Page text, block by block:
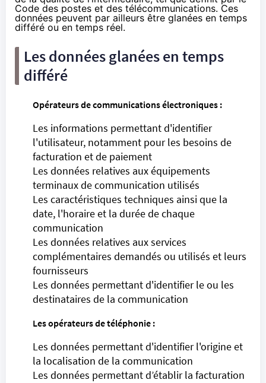
Code des postes et des télécommunications. Ces
données peuvent par ailleurs être glanées en temps
différé ou en temps réel.
Les données glanées en temps
différé
Opérateurs de communications électroniques :
Les informations permettant d'identifier
l'utilisateur, notamment pour les besoins de
facturation et de paiement
Les données relatives aux équipements
terminaux de communication utilisés
Les caractéristiques techniques ainsi que la
date, l'horaire et la durée de chaque
communication
Les données relatives aux services
complémentaires demandés ou utilisés et leurs
fournisseurs
Les données permettant d'identifier le ou les
destinataires de la communication
Les opérateurs de téléphonie :
Les données permettant d'identifier l'origine et
la localisation de la communication
Les données permettant d’établir la facturation